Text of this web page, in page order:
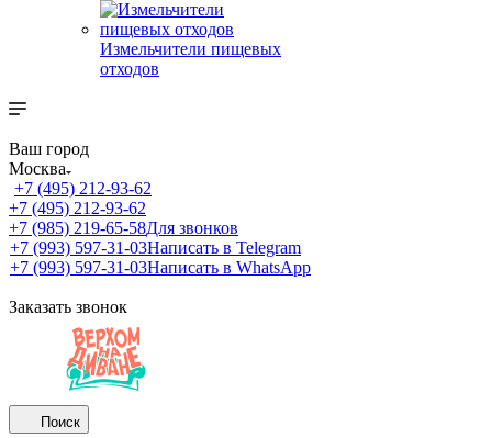
Измельчители пищевых
отходов
Ваш город
Москва
+7 (495) 212-93-62
+7 (495) 212-93-62
+7 (985) 219-65-58Для звонков
+7 (993) 597-31-03Написать в Telegram
+7 (993) 597-31-03Написать в WhatsApp
Заказать звонок
Поиск